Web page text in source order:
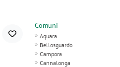
Comuni
Aquara
Bellosguardo
Campora
Cannalonga